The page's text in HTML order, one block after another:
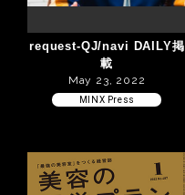
request-QJ/navi DAILY掲
載
May 23, 2022
MINX Press